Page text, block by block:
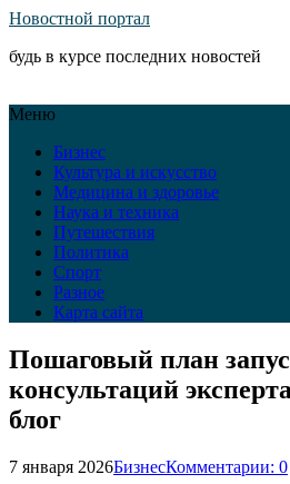
Новостной портал
будь в курсе последних новостей
Меню
Бизнес
Культура и искусство
Медицина и здоровье
Наука и техника
Путешествия
Политика
Спорт
Разное
Карта сайта
Пошаговый план
консультаций
блог
7 января 2026БизнесКомментарии: 0